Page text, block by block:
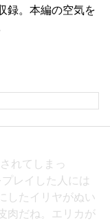
録。本編の空気を
れてしまっ
レイした人には
したイリヤがぬい
肉だね。エリカが